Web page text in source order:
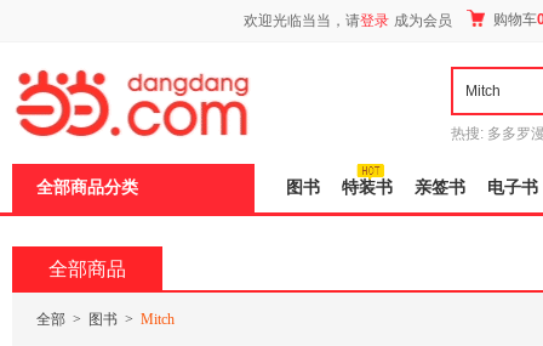
欢迎光临当当，请登录 成为会员 购物车
热搜: 多多罗
全部商品分类 图书 特装书 亲签书 电子书
全部商品
全部 > 图书 > Mitch
页
加